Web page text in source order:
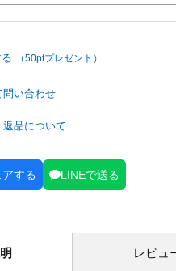
問い合わせ
品について
する LINEで送る
レビュ